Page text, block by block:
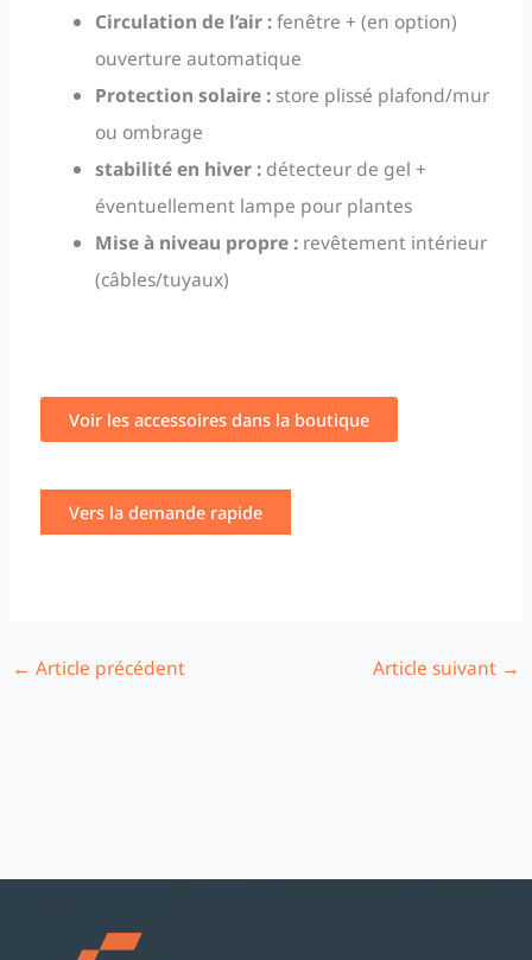
Circulation de l’air :fenêtre + (en option)
ouverture automatique
Protection solaire : store plissé plafond/mur
ou ombrage
stabilité en hiver : détecteur de gel +
éventuellement lampe pour plantes
Mise à niveau propre : revêtement intérieur
(câbles/tuyaux)
Voir les accessoires dans la boutique
Vers la demande rapide
← Article précédent Article suivant →